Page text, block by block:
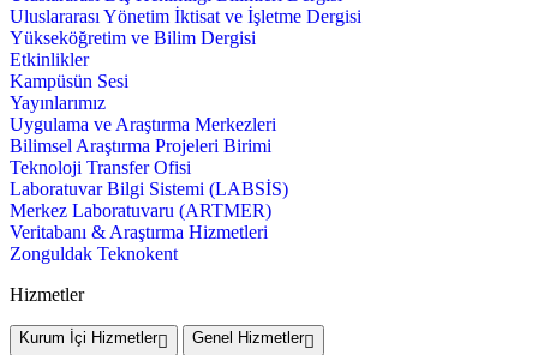
Uluslararası Yönetim İktisat ve İşletme Dergisi
Yükseköğretim ve Bilim Dergisi
Etkinlikler
Kampüsün Sesi
Yayınlarımız
Uygulama ve Araştırma Merkezleri
Bilimsel Araştırma Projeleri Birimi
Teknoloji Transfer Ofisi
Laboratuvar Bilgi Sistemi (LABSİS)
Merkez Laboratuvaru (ARTMER)
Veritabanı & Araştırma Hizmetleri
Zonguldak Teknokent
Hizmetler
Kurum İçi Hizmetler
Genel Hizmetler